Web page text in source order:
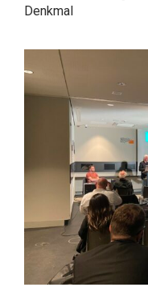
Denkmal